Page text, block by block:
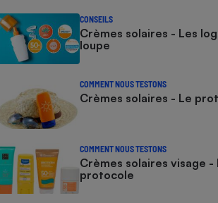
CONSEILS
Crèmes solaires - Les
loupe
COMMENT NOUS TESTONS
Crèmes solaires - Le
COMMENT NOUS TESTONS
Crèmes solaires visage -
protocole